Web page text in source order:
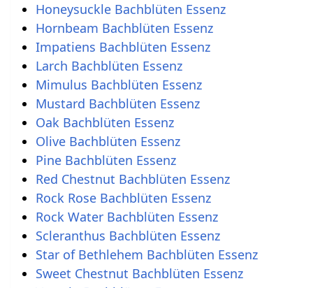
Honeysuckle Bachblüten Essenz
Hornbeam Bachblüten Essenz
Impatiens Bachblüten Essenz
Larch Bachblüten Essenz
Mimulus Bachblüten Essenz
Mustard Bachblüten Essenz
Oak Bachblüten Essenz
Olive Bachblüten Essenz
Pine Bachblüten Essenz
Red Chestnut Bachblüten Essenz
Rock Rose Bachblüten Essenz
Rock Water Bachblüten Essenz
Scleranthus Bachblüten Essenz
Star of Bethlehem Bachblüten Essenz
Sweet Chestnut Bachblüten Essenz